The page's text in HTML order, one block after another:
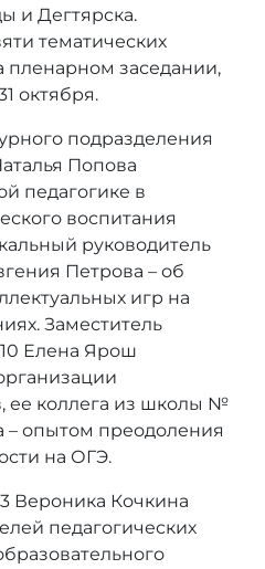
и Дегтярска.
тематических
пленарном заседании,
октября.
подразделения
Попова
педагогике в
воспитания
руководитель
Петрова – об
игр на
Заместитель
Елена Ярош
ее коллега из школы №
– опытом преодоления
на ОГЭ.
Вероника Кочкина
педагогических